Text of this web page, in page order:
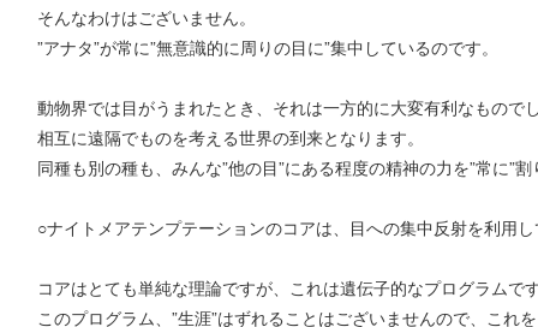
そんなわけはございません。
”アナタ”が常に”無意識的に周りの目に”集中しているのです。
動物界では目がうまれたとき、それは一方的に大変有利なもので
相互に遠隔でものを考える世界の到来となります。
同種も別の種も、みんな”他の目”にある程度の精神の力を”常に”
○ナイトメアテンプテーションのコアは、目への集中反射を利用
コアはとても単純な理論ですが、これは遺伝子的なプログラムで
このプログラム、”生涯”はずれることはございませんので、これ